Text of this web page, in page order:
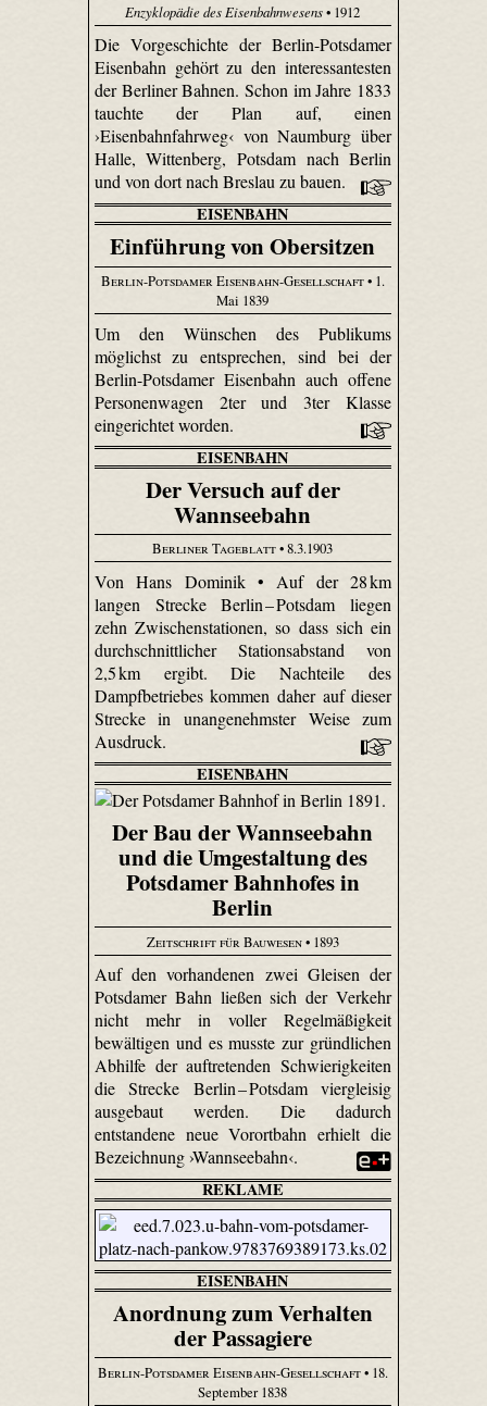
Enzyklopädie des Eisenbahnwesens• 1912
Die Vorgeschichte der Berlin-Potsdamer
Eisenbahn gehört zu den interessantesten
der Berliner Bahnen. Schon im Jahre 1833
tauchte der Plan auf, einen
›Eisenbahnfahrweg‹ von Naumburg über
Halle, Wittenberg, Potsdam nach Berlin
und von dort nach Breslau zu bauen.
EISENBAHN
Einführung von Obersitzen
Berlin-Potsdamer Eisenbahn-Gesellschaft• 1.
Mai 1839
Um den Wünschen des Publikums
möglichst zu entsprechen, sind bei der
Berlin-Potsdamer Eisenbahn auch offene
Personenwagen 2ter und 3ter Klasse
eingerichtet worden.
EISENBAHN
Der Versuch auf der
Wannseebahn
Berliner Tageblatt• 8.3.1903
Von Hans Dominik • Auf der 28 km
langen Strecke Berlin –Potsdam liegen
zehn Zwischenstationen, so dass sich ein
durchschnittlicher Stationsabstand von
2,5 km ergibt. Die Nachteile des
Dampfbetriebes kommen daher auf dieser
Strecke in unangenehmster Weise zum
Ausdruck.
EISENBAHN
Der Bau der Wannseebahn
und die Umgestaltung des
Potsdamer Bahnhofes in
Berlin
Zeitschrift für Bauwesen• 1893
Auf den vorhandenen zwei Gleisen der
Potsdamer Bahn ließen sich der Verkehr
nicht mehr in voller Regelmäßigkeit
bewältigen und es musste zur gründlichen
Abhilfe der auftretenden Schwierigkeiten
die Strecke Berlin –Potsdam viergleisig
ausgebaut werden. Die dadurch
entstandene neue Vorortbahn erhielt die
Bezeichnung ›Wannseebahn‹.
REKLAME
EISENBAHN
Anordnung zum Verhalten
der Passagiere
Berlin-Potsdamer Eisenbahn-Gesellschaft• 18.
September 1838